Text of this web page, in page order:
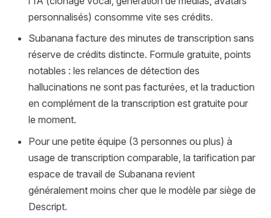
personnalisés) consomme vite ses crédits.
Subanana facture des minutes de transcription sans
réserve de crédits distincte. Formule gratuite, points
notables : les relances de détection des
hallucinations ne sont pas facturées, et la traduction
en complément de la transcription est gratuite pour
le moment.
Pour une petite équipe (3 personnes ou plus) à
usage de transcription comparable, la tarification par
espace de travail de Subanana revient
généralement moins cher que le modèle par siège de
Descript.